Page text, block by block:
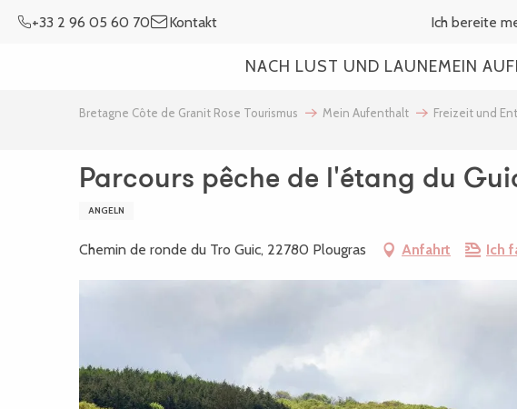
+33 2 96 05 60 70 Kontakt Ich bereite
NACH LUST UND LAUNEMEIN
Bretagne Côte de Granit Rose Tourismus Mein Aufenthalt Freizeit und
Parcours pêche de l'étang du
ANGELN
Chemin de ronde du Tro Guic, 22780 Plougras Anfahrt Ich